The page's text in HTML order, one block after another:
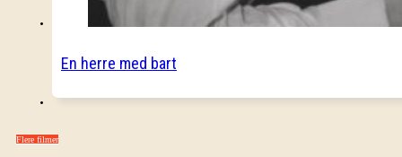
En herre med bart
Flere filmer